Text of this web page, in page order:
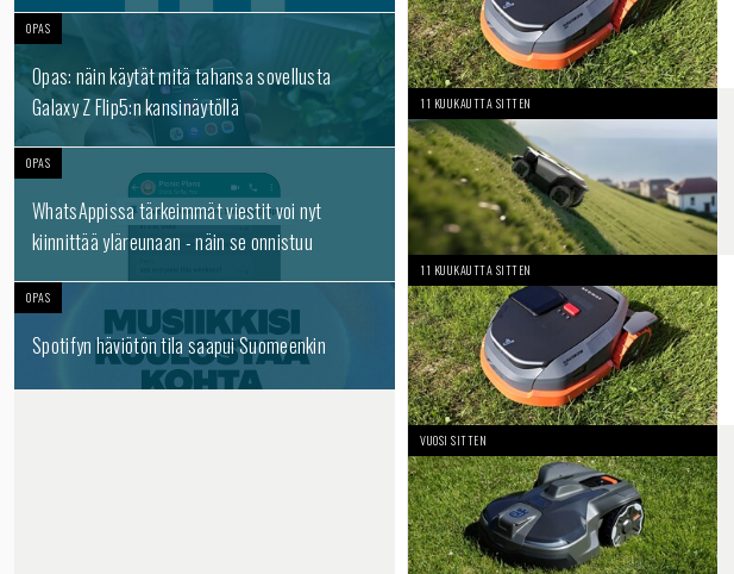
OPAS
Opas: näin käytät mitä tahansa sovellusta
Galaxy Z Flip5:n kansinäytöllä
OPAS
WhatsAppissa tärkeimmät viestit voi nyt
kiinnittää yläreunaan - näin se onnistuu
OPAS
Spotifyn häviötön tila saapui Suomeenkin
11 KUUKAUTTA SITTEN
11 KUUKAUTTA SITTEN
VUOSI SITTEN